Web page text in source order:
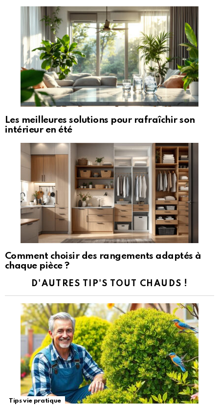
Les meilleures solutions pour rafraîchir son
intérieur en été
Comment choisir des rangements adaptés à
chaque pièce ?
D'AUTRES TIP'S TOUT CHAUDS !
Tips vie pratique